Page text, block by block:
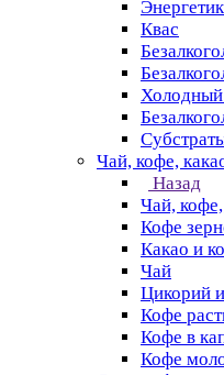
Квас
Чай, кофе,
Назад
Чай,
Кофе
Какао и
Чай
Цикорий
Кофе
Кофе в
Кофе